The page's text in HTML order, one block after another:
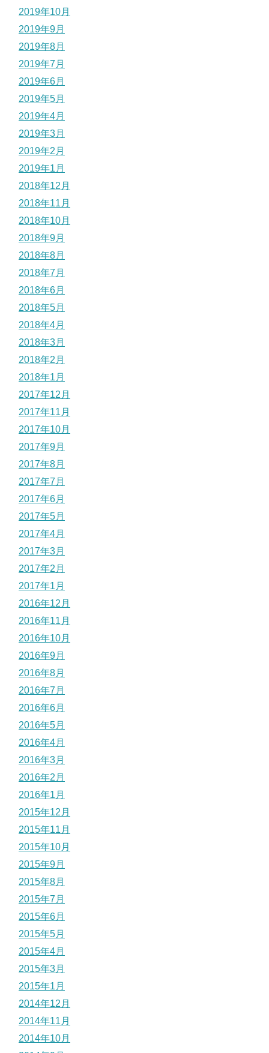
2019年10月
2019年9月
2019年8月
2019年7月
2019年6月
2019年5月
2019年4月
2019年3月
2019年2月
2019年1月
2018年12月
2018年11月
2018年10月
2018年9月
2018年8月
2018年7月
2018年6月
2018年5月
2018年4月
2018年3月
2018年2月
2018年1月
2017年12月
2017年11月
2017年10月
2017年9月
2017年8月
2017年7月
2017年6月
2017年5月
2017年4月
2017年3月
2017年2月
2017年1月
2016年12月
2016年11月
2016年10月
2016年9月
2016年8月
2016年7月
2016年6月
2016年5月
2016年4月
2016年3月
2016年2月
2016年1月
2015年12月
2015年11月
2015年10月
2015年9月
2015年8月
2015年7月
2015年6月
2015年5月
2015年4月
2015年3月
2015年1月
2014年12月
2014年11月
2014年10月